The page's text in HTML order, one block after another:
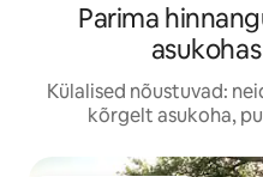
Parima
Külalised nõustuvad:
kõrgelt asukoha,